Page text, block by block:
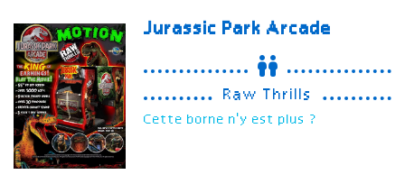
Jurassic Park Arcade
Raw Thrills
Cette borne n'y est plus ?